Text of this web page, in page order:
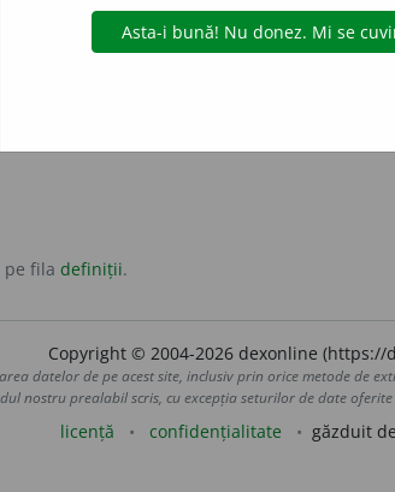
originară sau locuitor din municipiul sau
sau județului Hunedoara ori
pe fila definiții.
Copyright © 2004-2026 dexonline (https://
datelor de pe acest site, inclusiv prin orice metode de
nostru prealabil scris, cu excepția seturilor de date
licență confidențialitate găzduit de